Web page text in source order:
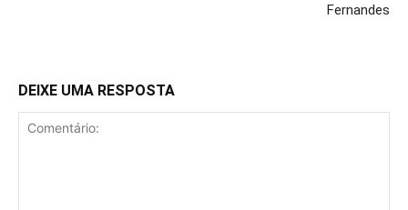
Fernandes
DEIXE UMA RESPOSTA